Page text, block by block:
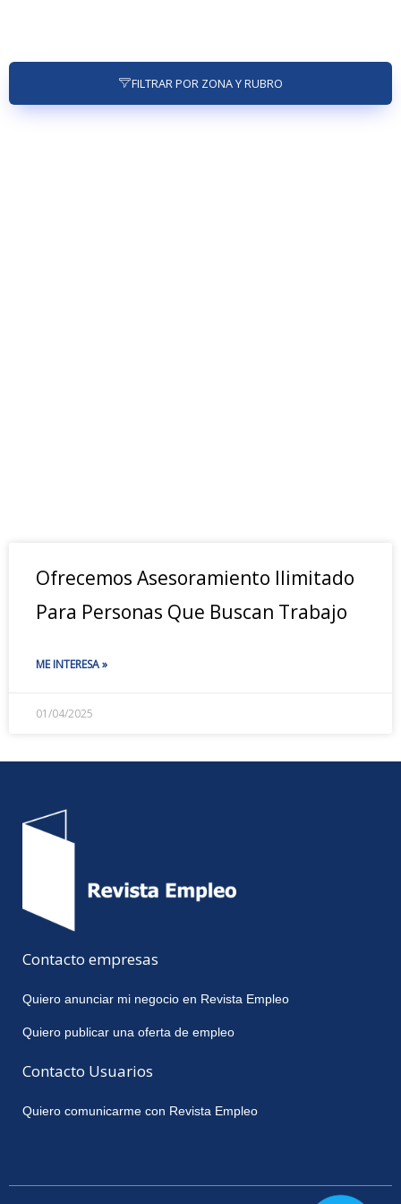
FILTRAR POR ZONA Y RUBRO
Ofrecemos Asesoramiento Ilimitado
Para Personas Que Buscan Trabajo
ME INTERESA »
01/04/2025
Contacto empresas
Quiero anunciar mi negocio en Revista Empleo
Quiero publicar una oferta de empleo
Contacto Usuarios
Quiero comunicarme con Revista Empleo